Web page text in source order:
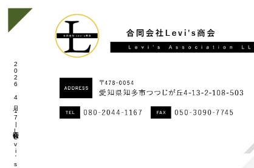
2026 4月 17|合同会社Levi's商会